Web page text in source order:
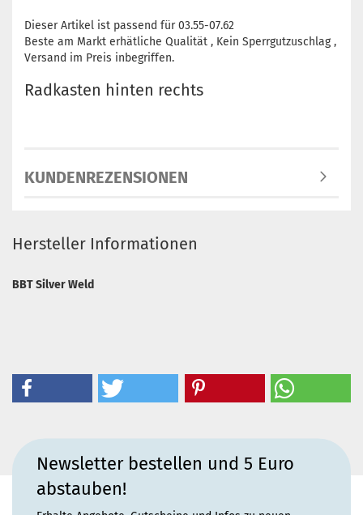
Dieser Artikel ist passend für 03.55-07.62
Beste am Markt erhätliche Qualität , Kein Sperrgutzuschlag ,
Versand im Preis inbegriffen.
Radkasten hinten rechts
KUNDENREZENSIONEN
Hersteller Informationen
BBT Silver Weld
Newsletter bestellen und 5 Euro
abstauben!